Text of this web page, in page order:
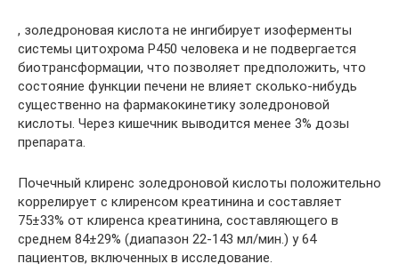
, золедроновая кислота не ингибирует изоферменты
системы цитохрома Р450 человека и не подвергается
биотрансформации, что позволяет предположить, что
состояние функции печени не влияет сколько-нибудь
существенно на фармакокинетику золедроновой
кислоты. Через кишечник выводится менее 3% дозы
препарата.
Почечный клиренс золедроновой кислоты положительно
коррелирует с клиренсом креатинина и составляет
75±33% от клиренса креатинина, составляющего в
среднем 84±29% (диапазон 22-143 мл/мин.) у 64
пациентов, включенных в исследование.